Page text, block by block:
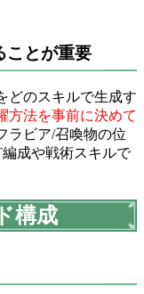
ことが重要
どのスキルで生成す
方法を事前に決めて
ラビア/召喚物の位
成や戦術スキルで
構成